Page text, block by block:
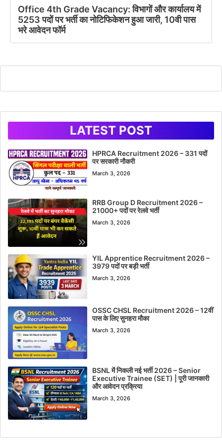
Office 4th Grade Vacancy: विभागों और कार्यालय में
5253 पदों पर भर्ती का नोटिफिकेशन हुआ जारी, 10वी पास
भरे आवेदन फॉर्म
LATEST POST
HPRCA Recruitment 2026 – 331 पदों
पर सरकारी नौकरी
March 3, 2026
RRB Group D Recruitment 2026 –
21000+ पदों पर रेलवे भर्ती
March 3, 2026
YIL Apprentice Recruitment 2026 –
3979 पदों पर बड़ी भर्ती
March 3, 2026
OSSC CHSL Recruitment 2026 – 12वीं
पास के लिए सुनहरा मौका
March 3, 2026
BSNL में निकली नई भर्ती 2026 – Senior
Executive Trainee (SET) | पूरी जानकारी
और आवेदन प्रक्रिया
March 3, 2026